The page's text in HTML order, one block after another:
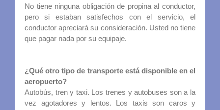
No tiene ninguna obligación de propina al conductor,
pero si estaban satisfechos con el servicio, el
conductor apreciará su consideración. Usted no tiene
que pagar nada por su equipaje.
¿Qué otro tipo de transporte está disponible en el
aeropuerto?
Autobús, tren y taxi. Los trenes y autobuses son a la
vez agotadores y lentos. Los taxis son caros y